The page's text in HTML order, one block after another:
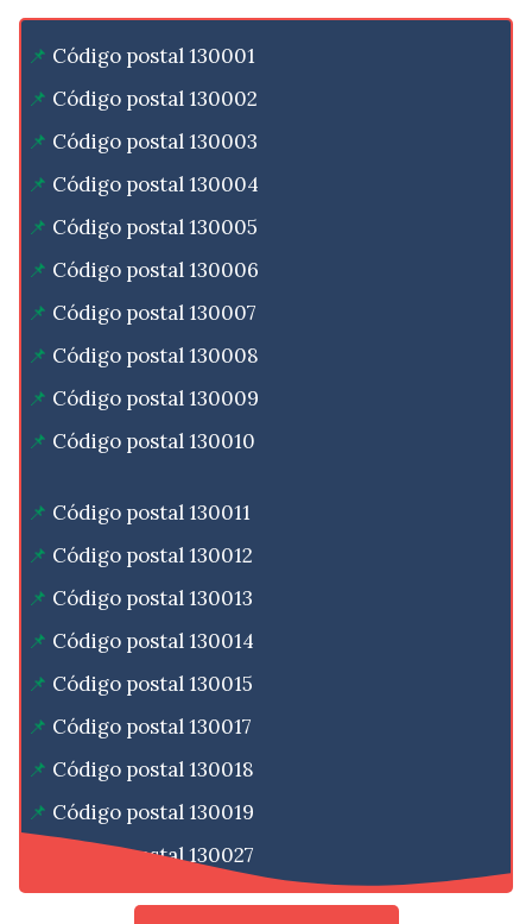
Código postal 130001
Código postal 130002
Código postal 130003
Código postal 130004
Código postal 130005
Código postal 130006
Código postal 130007
Código postal 130008
Código postal 130009
Código postal 130010
Código postal 130011
Código postal 130012
Código postal 130013
Código postal 130014
Código postal 130015
Código postal 130017
Código postal 130018
Código postal 130019
Código postal 130027